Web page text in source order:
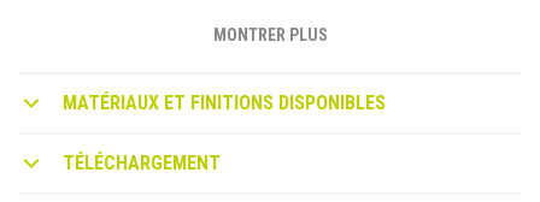
d’entrée et pour effectuer la transition entre deux surfaces
MONTRER PLUS
MATÉRIAUX ET FINITIONS DISPONIBLES
TÉLÉCHARGEMENT